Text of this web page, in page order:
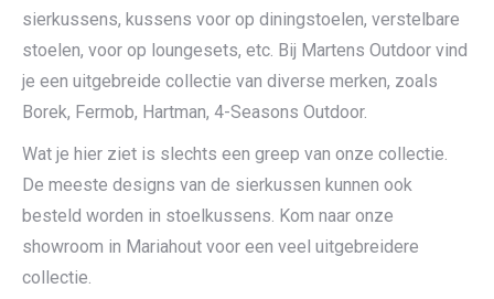
sierkussens, kussens voor op diningstoelen, verstelbare
stoelen, voor op loungesets, etc. Bij Martens Outdoor vind
je een uitgebreide collectie van diverse merken, zoals
Borek, Fermob, Hartman, 4-Seasons Outdoor.
Wat je hier ziet is slechts een greep van onze collectie.
De meeste designs van de sierkussen kunnen ook
besteld worden in stoelkussens. Kom naar onze
showroom in Mariahout voor een veel uitgebreidere
collectie.